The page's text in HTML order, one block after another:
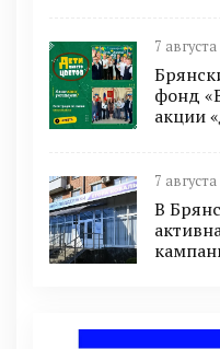
7
фонд
акции
7
В